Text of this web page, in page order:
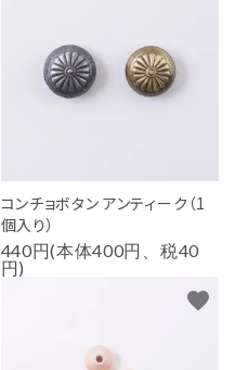
コンチョボタン アンティーク（1
個入り）
440円(本体400円、税40
円)
favorite